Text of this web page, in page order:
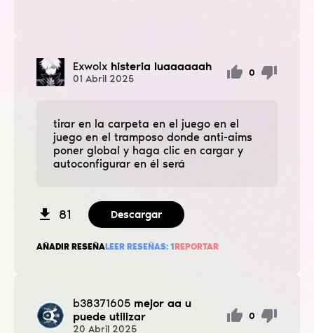
Exwolx histeria luaaaaaah
01 Abril 2025
0
tirar en la carpeta en el juego en el
juego en el tramposo donde anti-aims
poner global y haga clic en cargar y
autoconfigurar en él será
81 Descargar
AÑADIR RESEÑALEER RESEÑAS: 1REPORTAR
b38371605 mejor aa u
puede utilizar
20 Abril 2025
0